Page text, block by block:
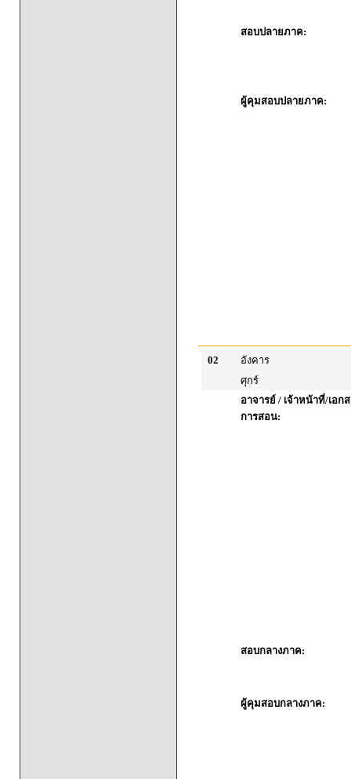
สอบปลายภาค:
ผู้คุมสอบปลายภาค:
02
อังคาร
ศุกร์
อาจารย์ / เจ้าหน้าที่/เอก
การสอน:
สอบกลางภาค:
ผู้คุมสอบกลางภาค: